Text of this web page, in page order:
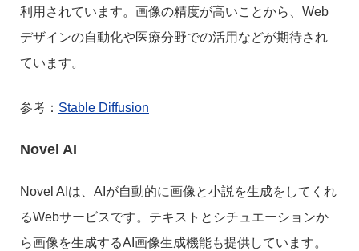
利用されています。画像の精度が高いことから、Web
デザインの自動化や医療分野での活用などが期待され
ています。
参考： Stable Diffusion
Novel AI
Novel AIは、AIが自動的に画像と小説を生成をしてくれ
るWebサービスです。テキストとシチュエーションか
ら画像を生成するAI画像生成機能も提供しています。